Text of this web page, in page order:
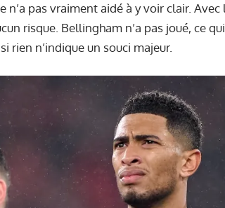
pas vraiment aidé à y voir clair. Avec
risque. Bellingham n’a pas joué, ce
rien n’indique un souci majeur.